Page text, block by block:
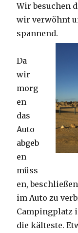
Wir besuchen
wir verwöhnt
spannend.
Da
wir
morg
en
das
Auto
abgeb
en
müss
en,
im Auto zu
Campingplatz
die kälteste.